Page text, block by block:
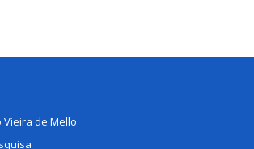
Vieira de Mello